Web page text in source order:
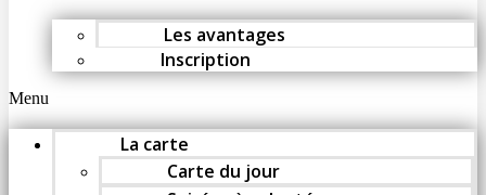
Les avantages
Inscription
Menu
La carte
Carte du jour